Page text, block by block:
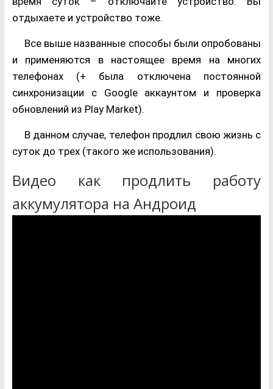
отдыхаете и устройство тоже.
Все выше названные способы были опробованы
и применяются в настоящее время на многих
телефонах (+ была отключена постоянной
синхронизации с Google аккаунтом и проверка
обновлений из Play Market).
В данном случае, телефон продлил свою жизнь с
суток до трех (такого же использования).
Видео как продлить работу
аккумулятора на Андроид